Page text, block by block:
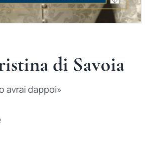
di Savoia
avrai dappoi»